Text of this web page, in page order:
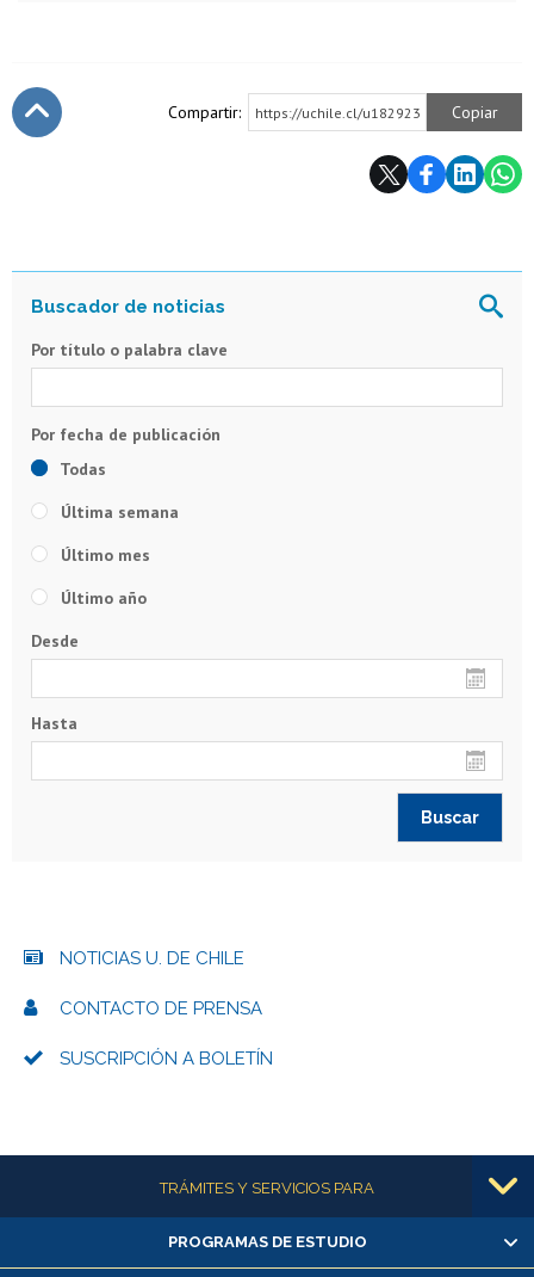
Compartir: https://uchile.cl/u182923 Copiar
Por título o palabra clave
Todas
Última semana
Último mes
Último año
Desde
Hasta
NOTICIAS U. DE CHILE
CONTACTO DE PRENSA
SUSCRIPCIÓN A BOLETÍN
Más informaciónTRÁMITES Y SERVICIOS PARA
Alumnas/os y exalumnas/os
PROGRAMAS DE ESTUDIO